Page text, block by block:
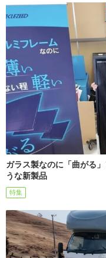
ガラス製なのに「曲がる
うな新製品
特集